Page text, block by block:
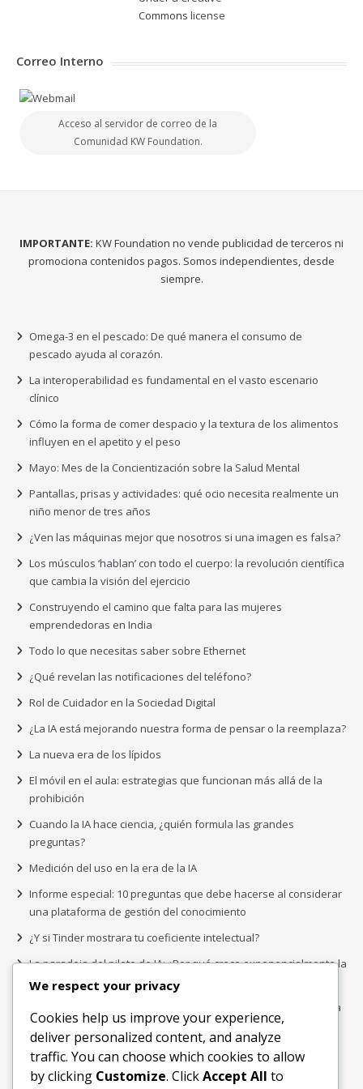
Commons license
Correo Interno
Acceso al servidor de correo de la
Comunidad KW Foundation.
IMPORTANTE: KW Foundation no vende publicidad de terceros ni
promociona contenidos pagos. Somos independientes, desde
siempre.
Omega-3 en el pescado: De qué manera el consumo de
pescado ayuda al corazón.
La interoperabilidad es fundamental en el vasto escenario
clínico
Cómo la forma de comer despacio y la textura de los alimentos
influyen en el apetito y el peso
Mayo: Mes de la Concientización sobre la Salud Mental
Pantallas, prisas y actividades: qué ocio necesita realmente un
niño menor de tres años
¿Ven las máquinas mejor que nosotros si una imagen es falsa?
Los músculos ‘hablan’ con todo el cuerpo: la revolución científica
que cambia la visión del ejercicio
Construyendo el camino que falta para las mujeres
emprendedoras en India
Todo lo que necesitas saber sobre Ethernet
¿Qué revelan las notificaciones del teléfono?
Rol de Cuidador en la Sociedad Digital
¿La IA está mejorando nuestra forma de pensar o la reemplaza?
La nueva era de los lípidos
El móvil en el aula: estrategias que funcionan más allá de la
prohibición
Cuando la IA hace ciencia, ¿quién formula las grandes
preguntas?
Medición del uso en la era de la IA
Informe especial: 10 preguntas que debe hacerse al considerar
una plataforma de gestión del conocimiento
¿Y si Tinder mostrara tu coeficiente intelectual?
La paradoja del piloto de IA: ¿Por qué crece exponencialmente la
complejidad de la IA empresarial?
Los organigramas de marketing se crearon para los canales. La
IA acaba de dejarlos obsoletos.
Buscar
We respect your privacy
Cookies help us improve your experience,
deliver personalized content, and analyze
traffic. You can choose which cookies to allow
by clicking Customize. ClickAccept All to